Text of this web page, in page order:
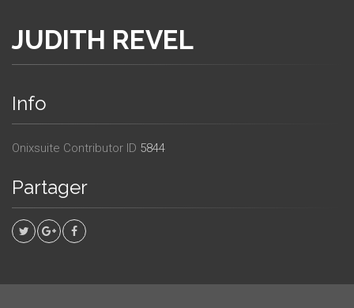
JUDITH REVEL
Info
Onixsuite Contributor ID 5844
Partager